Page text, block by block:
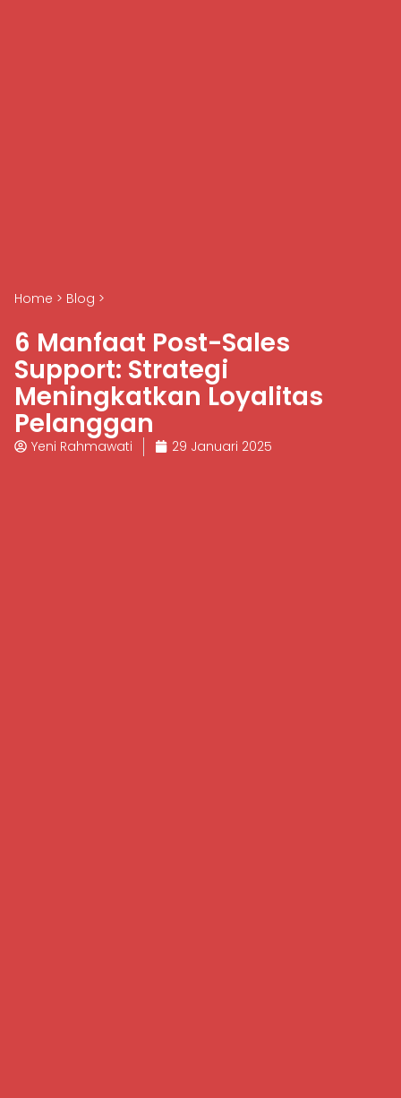
Home > Blog >
6 Manfaat Post-Sales
Support: Strategi
Meningkatkan Loyalitas
Pelanggan
Yeni Rahmawati 29 Januari 2025